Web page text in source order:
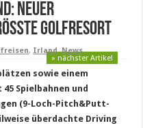
Neuer
Golfresort
, Irland,News
» nächster Artikel
ätzen sowie einem
Spielbahnen und
(9-Loch-Pitch&Putt-
ü berdachte Driving